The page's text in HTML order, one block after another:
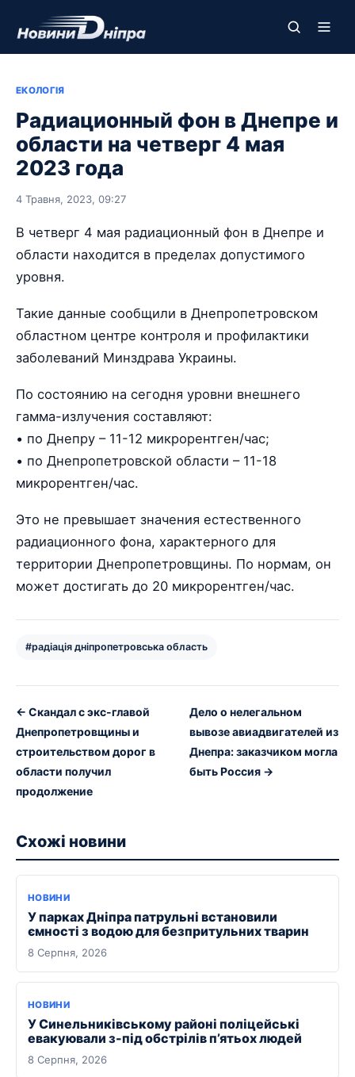
ЕКОЛОГІЯ
Радиационный фон в Днепре и
области на четверг 4 мая
2023 года
4 Травня, 2023, 09:27
В четверг 4 мая радиационный фон в Днепре и
области находится в пределах допустимого
уровня.
Такие данные сообщили в Днепропетровском
областном центре контроля и профилактики
заболеваний Минздрава Украины.
По состоянию на сегодня уровни внешнего
гамма-излучения составляют:
• по Днепру – 11-12 микрорентген/час;
• по Днепропетровской области – 11-18
микрорентген/час.
Это не превышает значения естественного
радиационного фона, характерного для
территории Днепропетровщины. По нормам, он
может достигать до 20 микрорентген/час.
#радіація дніпропетровська область
← Скандал с экс-главой
Днепропетровщины и
строительством дорог в
области получил
продолжение
Дело о нелегальном
вывозе авиадвигателей из
Днепра: заказчиком могла
быть Россия →
Схожі новини
НОВИНИ
У парках Дніпра патрульні встановили
ємності з водою для безпритульних тварин
8 Серпня, 2026
НОВИНИ
У Синельниківському районі поліцейські
евакуювали з-під обстрілів п’ятьох людей
8 Серпня, 2026